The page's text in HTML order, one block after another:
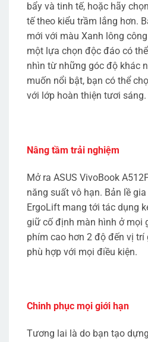
bẩy và tinh tế, hoặc hãy
tế theo kiểu trầm lắng hơn.
mới với màu Xanh lông
một lựa chọn độc đáo có
nhìn từ những góc độ khác
muốn nổi bật, bạn có thể
với lớp hoàn thiện tươi sáng.
Nâng tầm trải nghiệm
Mở ra ASUS VivoBook
năng suất vô hạn. Bản lề
ErgoLift mang tới tác dụng
giữ cố định màn hình ở mọi
phím cao hơn 2 độ đến vị
phù hợp với mọi điều kiện.
Chinh phục mọi giới hạn
Tương lai là do bạn tạo